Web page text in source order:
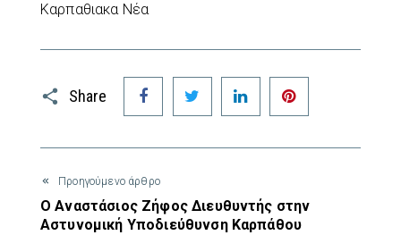
Καρπαθιακα Νέα
Share
Facebook Twitter LinkedIn
Προηγούμενο άρθρο
Ο Αναστάσιος Ζήφος Διευθυντής στην
Αστυνομική Υποδιεύθυνση Καρπάθου